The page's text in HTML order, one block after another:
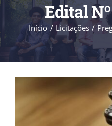
Edital
Início Licitações
Larger
Image